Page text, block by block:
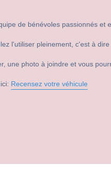
de bénévoles passionnés et
l'utiliser pleinement, c'est à
une photo à joindre et vous
Recensez votre véhicule